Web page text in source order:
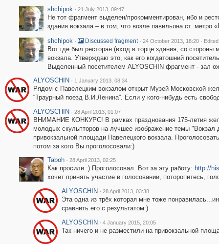
shchipok · 21 July 2013, 09:47
Не тот фрагмент выделен/прокомментирован, ибо и
здания вокзала – в том, что возле павильона ст. метро
shchipok · Discussed fragment · 24 October 2013, 18:20 ·
Вот где был ресторан (вход в торце здания, со стороны
вокзала. Утверждаю это, как его когдатошний
Выделенный посетителем ALYOSCHIN фрагмент - зал
ALYOSCHIN · 1 January 2013, 08:34
Рядом с Павелецким вокзалом открыт Музей Московской
“Траурный поезд В.И.Ленина”. Если у кого-нибудь есть
ALYOSCHIN · 28 April 2013, 01:07
ВНИМАНИЕ КОНКУРС! В рамках празднования 175-летия
молодых скульпторов на лучшее изображение темы
привокзальной площади Павелецкого вокзала.
потом за кого Вы проголосовали:)
Taboh · 28 April 2013, 02:25
Как просили :) Проголосовал. Вот за эту работу: http://
хочет принять участие в голосовании, поторопитесь,
ALYOSCHIN · 28 April 2013, 03:38
Эта одна из трёх которая мне тоже
сравнить его с результатом:)
ALYOSCHIN · 4 January 2015, 20:05
Так ничего и не разместили на привокзальной